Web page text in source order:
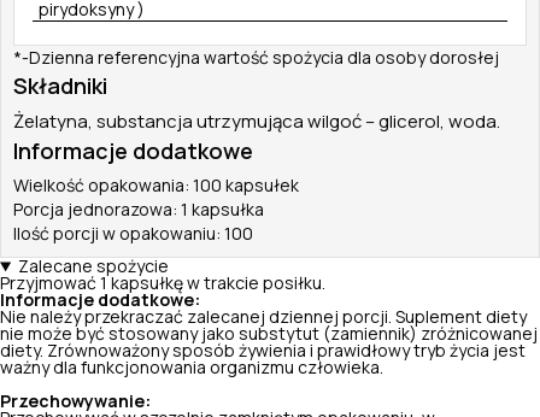
pirydoksyny )
*-Dzienna referencyjna wartość spożycia dla osoby dorosłej
Składniki
Żelatyna, substancja utrzymująca wilgoć – glicerol, woda.
Informacje dodatkowe
Wielkość opakowania: 100 kapsułek
Porcja jednorazowa: 1 kapsułka
Ilość porcji w opakowaniu: 100
Zalecane spożycie
Przyjmować 1 kapsułkę w trakcie posiłku.
Informacje dodatkowe:
Nie należy przekraczać zalecanej dziennej porcji. Suplement diety
nie może być stosowany jako substytut (zamiennik) zróżnicowanej
diety. Zrównoważony sposób żywienia i prawidłowy tryb życia jest
ważny dla funkcjonowania organizmu człowieka.
Przechowywanie: